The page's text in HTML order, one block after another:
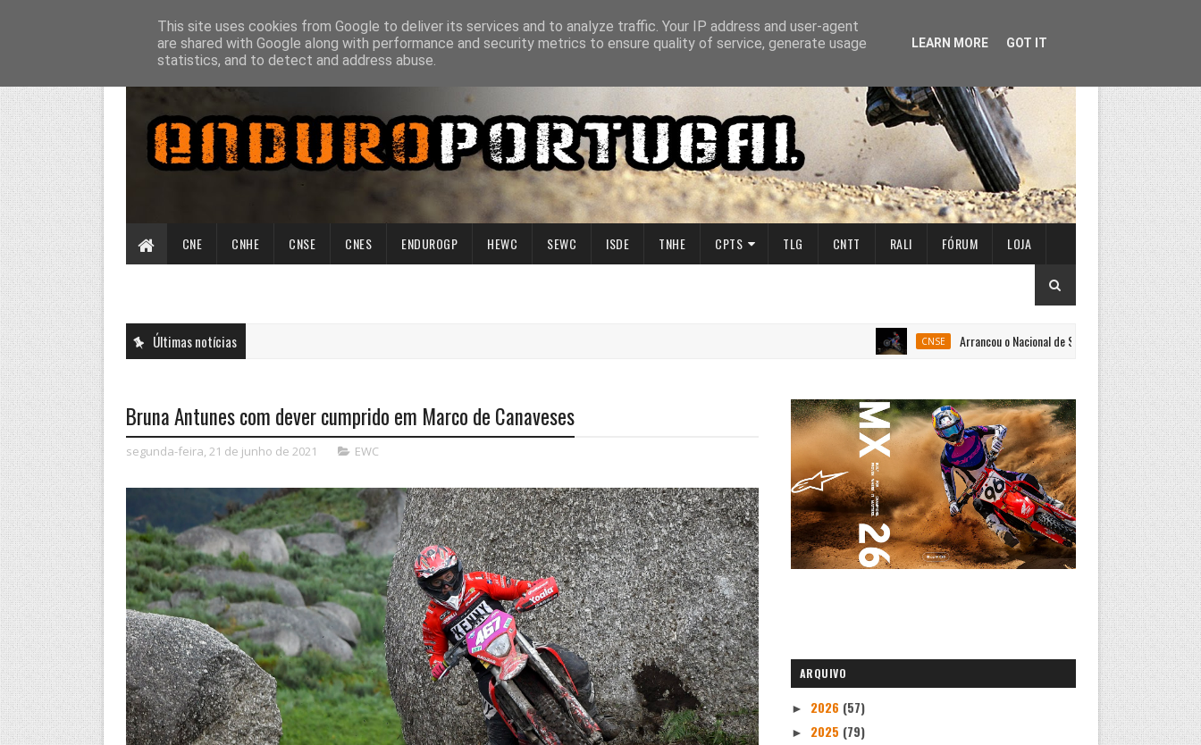
CNE CNHE CNSE CNES ENDUROGP HEWC SEWC ISDE TNHE CPTS TLG CNTT RALI FÓRUM LOJA
Últimas notícias CNSE Arrancou o Nacional de Super Enduro em Penafiel
Bruna Antunes com dever cumprido em Marco de Canaveses
segunda-feira, 21 de junho de 2021 EWC
ARQUIVO
► 2026 (57)
► 2025 (79)
This site uses cookies from Google to deliver its services and to analyze traffic. Your IP address and user-agent
are shared with Google along with performance and security metrics to ensure quality of service, generate usage
statistics, and to detect and address abuse.
LEARN MORE GOT IT